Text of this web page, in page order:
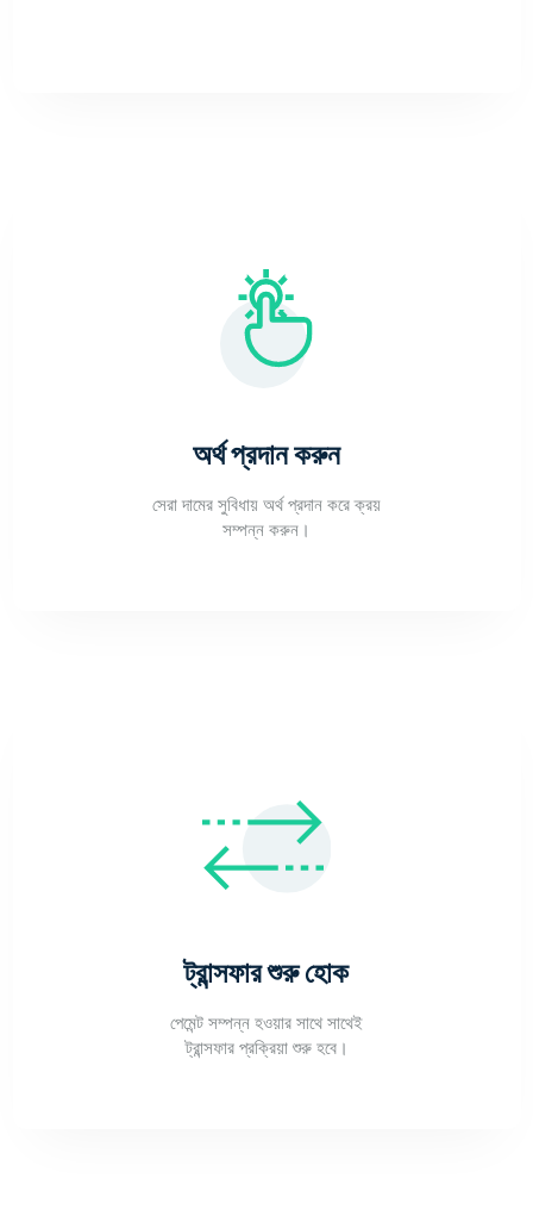
অর্থ প্রদান করুন
সেরা দামের সুবিধায় অর্থ প্রদান করে ক্রয়
সম্পন্ন করুন।
ট্রান্সফার শুরু হোক
পেমেন্ট সম্পন্ন হওয়ার সাথে সাথেই
ট্রান্সফার প্রক্রিয়া শুরু হবে।